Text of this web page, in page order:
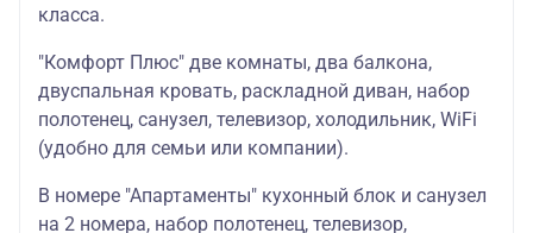
класса.
"Комфорт Плюс" две комнаты, два балкона,
двуспальная кровать, раскладной диван, набор
полотенец, санузел, телевизор, холодильник, WiFi
(удобно для семьи или компании).
В номере "Апартаменты" кухонный блок и санузел
на 2 номера, набор полотенец, телевизор,